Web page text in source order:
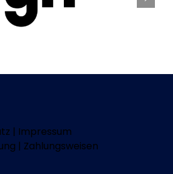
| Impressum
| Zahlungsweisen